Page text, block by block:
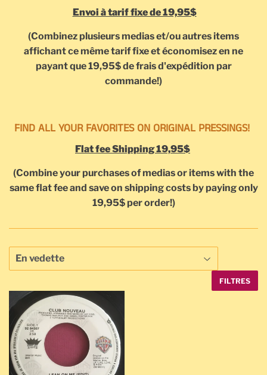
Envoi à tarif fixe de 19,95$
(Combinez plusieurs medias et/ou autres items
affichant ce même tarif fixe et économisez en ne
payant que 19,95$ de frais d'expédition par
commande!)
FIND ALL YOUR FAVORITES ON ORIGINAL PRESSINGS!
Flat fee Shipping 19,95$
(Combine your purchases of medias or items with the
same flat fee and save on shipping costs by paying only
19,95$ per order!)
FILTRES